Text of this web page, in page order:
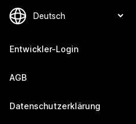
Entwickler-Login
AGB
Datenschutzerklärung